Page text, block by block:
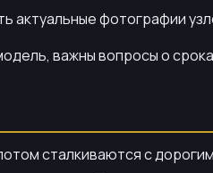
актуальные фотографии
важны вопросы о
сталкиваются с